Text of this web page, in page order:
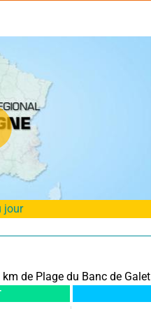
jour
de Plage du Banc de Galet